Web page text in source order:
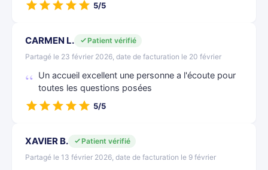
5/5
CARMEN L.
Patient vérifié
Partagé le 23 février 2026, date de facturation le 20 février
Un accueil excellent une personne a l'écoute pour
toutes les questions posées
5/5
XAVIER B.
Patient vérifié
Partagé le 13 février 2026, date de facturation le 9 février